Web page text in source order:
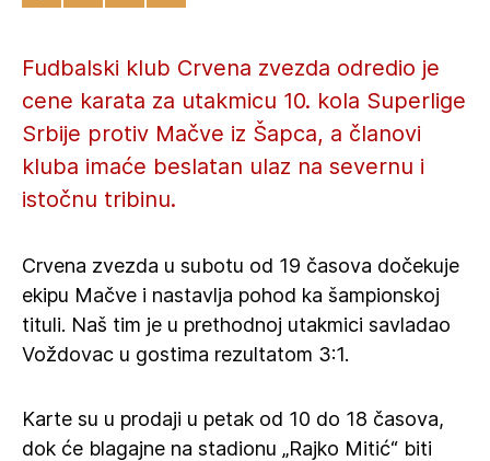
Fudbalski klub Crvena zvezda odredio je
cene karata za utakmicu 10. kola Superlige
Srbije protiv Mačve iz Šapca, a članovi
kluba imaće beslatan ulaz na severnu i
istočnu tribinu.
Crvena zvezda u subotu od 19 časova dočekuje
ekipu Mačve i nastavlja pohod ka šampionskoj
tituli. Naš tim je u prethodnoj utakmici savladao
Voždovac u gostima rezultatom 3:1.
Karte su u prodaji u petak od 10 do 18 časova,
dok će blagajne na stadionu „Rajko Mitić“ biti